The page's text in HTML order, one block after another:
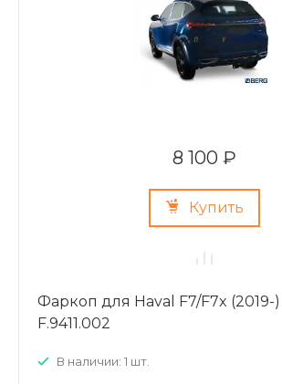
8 100 ₽
Купить
Фаркоп для Haval F7/F7x (2019-
F.9411.002
В наличии: 1 шт.